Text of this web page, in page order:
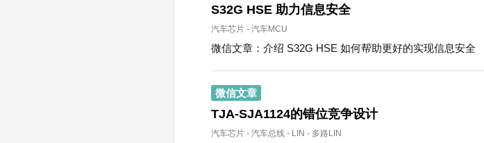
S32G HSE 助力信息安全
汽车芯片 - 汽车MCU
微信文章：介绍 S32G HSE 如何帮助更好的实现信息安全
微信文章
TJA-SJA1124的错位竞争设计
汽车芯片 - 汽车总线 - LIN - 多路LIN